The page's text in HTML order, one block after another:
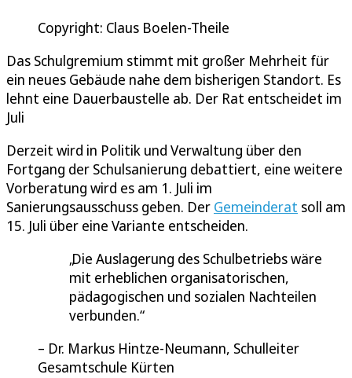
Copyright: Claus Boelen-Theile
Das Schulgremium stimmt mit großer Mehrheit für
ein neues Gebäude nahe dem bisherigen Standort. Es
lehnt eine Dauerbaustelle ab. Der Rat entscheidet im
Juli
Derzeit wird in Politik und Verwaltung über den
Fortgang der Schulsanierung debattiert, eine weitere
Vorberatung wird es am 1. Juli im
Sanierungsausschuss geben. Der Gemeinderat soll am
15. Juli über eine Variante entscheiden.
Die Auslagerung des Schulbetriebs wäre
mit erheblichen organisatorischen,
pädagogischen und sozialen Nachteilen
verbunden.
Dr. Markus Hintze-Neumann, Schulleiter
Gesamtschule Kürten